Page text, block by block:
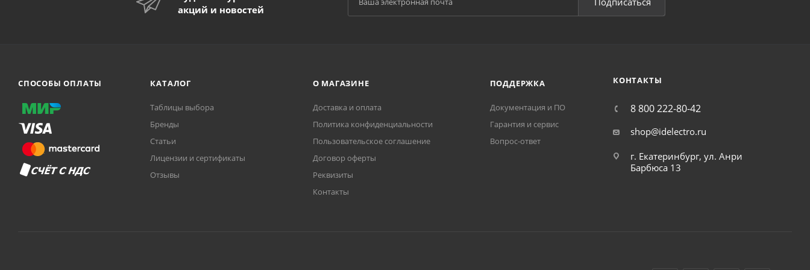
акций и новостей
СПОСОБЫ ОПЛАТЫ КАТАЛОГ
Таблицы выбора
Бренды
Статьи
Лицензии и сертификаты
Отзывы
О МАГАЗИНЕ
Доставка и оплата
Политика конфиденциальности
Пользовательское соглашение
Договор оферты
Реквизиты
Контакты
ПОДДЕРЖКА
Документация и ПО
Гарантия и сервис
Вопрос-ответ
КОНТАКТЫ
8 800 222-80-42
shop@idelectro.ru
г. Екатеринбург, ул. Анри
Барбюса 13